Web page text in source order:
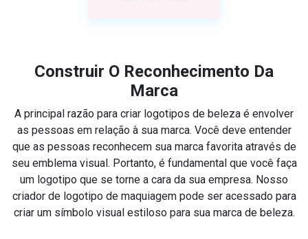
Construir O Reconhecimento Da
Marca
A principal razão para criar logotipos de beleza é envolver
as pessoas em relação à sua marca. Você deve entender
que as pessoas reconhecem sua marca favorita através de
seu emblema visual. Portanto, é fundamental que você faça
um logotipo que se torne a cara da sua empresa. Nosso
criador de logotipo de maquiagem pode ser acessado para
criar um símbolo visual estiloso para sua marca de beleza.